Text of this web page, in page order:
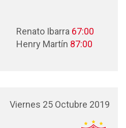
Renato Ibarra 67:00
Henry Martín 87:00
Viernes 25 Octubre 2019